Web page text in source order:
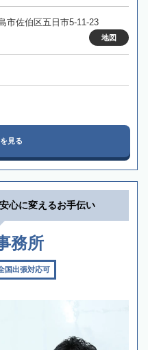
市佐伯区五日市5-11-23
地図
見る
心に変えるお手伝い
務所
国出張対応可